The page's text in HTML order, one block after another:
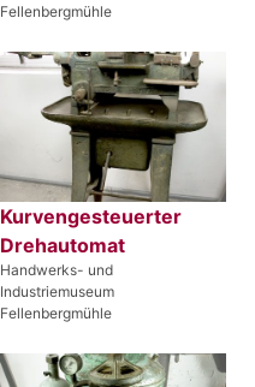
Fellenbergmühle
Kurvengesteuerter
Drehautomat
Handwerks- und
Industriemuseum
Fellenbergmühle